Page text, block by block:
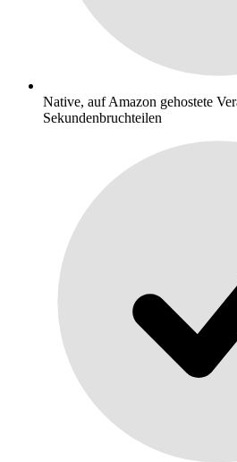
Native, auf Amazon gehostete
Sekundenbruchteilen